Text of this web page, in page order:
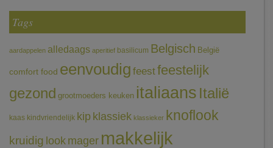
Tags
aardappelen alledaags aperitief basilicum Belgisch België
comfort food eenvoudig feestfeestelijk
gezond grootmoeders keuken italiaans Italië
kaas kindvriendelijk kip klassiek klassieker knoflook
kruidig look mager makkelijk